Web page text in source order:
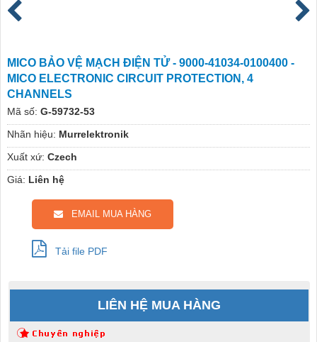
MICO BẢO VỆ MẠCH ĐIỆN TỬ - 9000-41034-0100400 -
MICO ELECTRONIC CIRCUIT PROTECTION, 4
CHANNELS
Mã số: G-59732-53
Nhãn hiệu: Murrelektronik
Xuất xứ: Czech
Giá: Liên hệ
EMAIL MUA HÀNG
Tải file PDF
LIÊN HỆ MUA HÀNG